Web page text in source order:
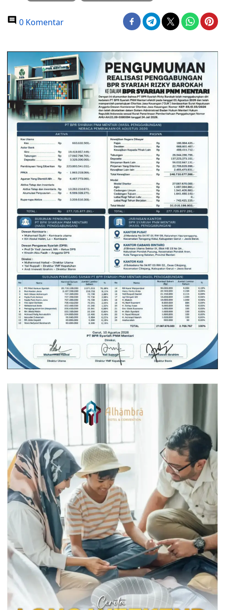
0 Komentar